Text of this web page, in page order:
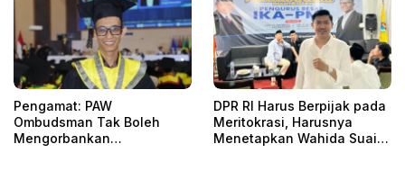
Pengamat: PAW
Ombudsman Tak Boleh
Mengorbankan
DPR RI Harus Berpijak pada
Meritokrasi, Harusnya
Menetapkan Wahida Suaib